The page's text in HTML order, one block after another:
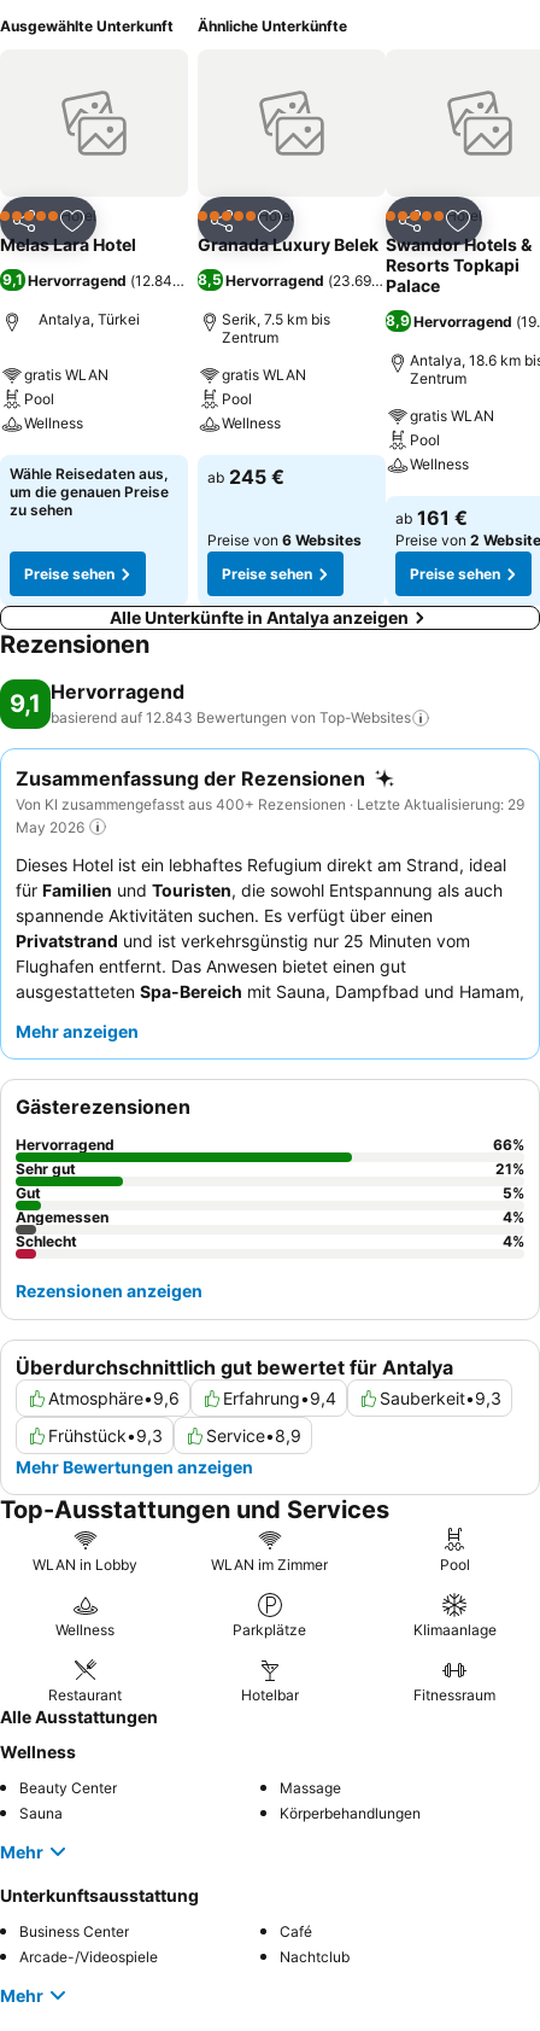
Annehmlichkeiten des Melas Lara Hotel gehören ein Fitnessraum
Verfügung. Abends offeriert das Hotel Animation. Zudem bietet die
Unterkunft Minigolf, Billard und Tennis an. Die Lobby-, Beach- und
Pool Bar sowie die Disco laden Gäste zu einem kühlen Getränk ein.
Fischspeisen und türkische Gerichte anbieten. Die hauseigene
Konditorei bietet Süßwaren. Der Hıdırlık Tower und das Hadrianstor
befinden sich mit dem Auto jeweils ungefähr 20 Kilometer von der
Unterkunft entfernt.
Ausgewählte Unterkunft
Teilen Zu Favoriten hinzufügen
5 Sterne Hotel
Melas Lara Hotel
9,1 Hervorragend (12.843 Bewertungen)
Antalya, Türkei
gratis WLAN
Pool
Wellness
Preise sehen
Wähle Reisedaten aus,
um die genauen Preise
zu sehen
Preise sehen
Ähnliche Unterkünfte
Teilen Zu Favoriten hinzufügen
5 Sterne Hotel
Granada Luxury Belek
8,5Hervorragend (23.697 Bewertungen )
Serik, 7.5 km bis
Zentrum
gratis WLAN
Pool
Wellness
Preise sehen
ab 245 €
Preise von 6 Websites
Preise sehen
Teilen Zu
5 Sterne Hotel
Swandor Hotels &
Resorts Topkapi
Palace
8,9 Hervorragend (
Antalya, 18.6 km
Zentrum
gratis WLAN
Pool
Wellness
Preise sehen
ab 161 €
Preise von 2
Preise sehen
Alle Unterkünfte in Antalya anzeigen
Rezensionen
9,1 Hervorragend
basierend auf 12.843 Bewertungen von Top-Websites
Zusammenfassung der Rezensionen
Von KI zusammengefasst aus 400+ Rezensionen · Letzte Aktualisierung: 29
May 2026
Dieses Hotel ist ein lebhaftes Refugium direkt am Strand, ideal
für Familien und Touristen, die sowohl Entspannung als auch
spannende Aktivitäten suchen. Es verfügt über einen
Privatstrand und ist verkehrsgünstig nur 25 Minuten vom
Flughafen entfernt. Das Anwesen bietet einen gut
ausgestatteten Spa-Bereich mit Sauna, Dampfbad und Hamam,
Gäste loben stets das
einschließlich abwechslungsreicher Themenabende. Für einen
wirklich komfortablen Aufenthalt empfiehlt es sich, eines der
geräumigen
Mehr anzeigen
Überdurchschnittlich gut bewertet für Antalya
Atmosphäre•9,6 Erfahrung•9,4 Sauberkeit•9,3
Frühstück•9,3 Service•8,9
Mehr Bewertungen anzeigen
Gästerezensionen
Hervorragend 66%
Sehr gut
21%
Gut
5%
Angemessen
4%
Schlecht
4%
Rezensionen anzeigen
Top-Ausstattungen und Services
WLAN in Lobby WLAN im Zimmer Pool
Wellness Parkplätze Klimaanlage
Restaurant Hotelbar Fitnessraum
Alle Ausstattungen
Wellness
Beauty Center
Massage
Sauna
Körperbehandlungen
Mehr
Unterkunftsausstattung
Business Center
Café
Arcade-/Videospiele
Nachtclub
Mehr